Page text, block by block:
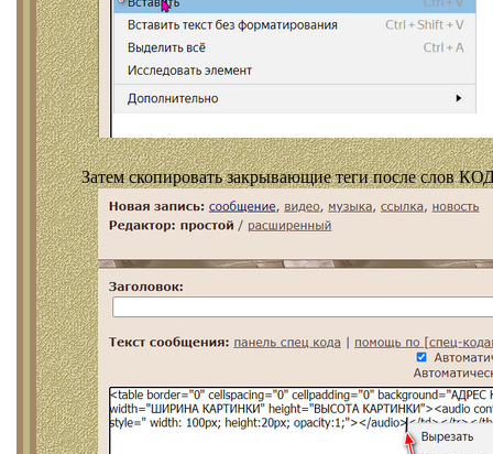
Затем скопировать закрывающие теги после слов